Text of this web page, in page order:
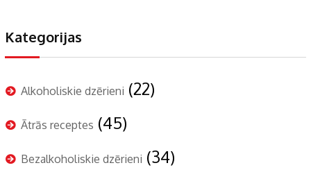
Kategorijas
Alkoholiskie dzērieni (22)
Ātrās receptes (45)
Bezalkoholiskie dzērieni (34)